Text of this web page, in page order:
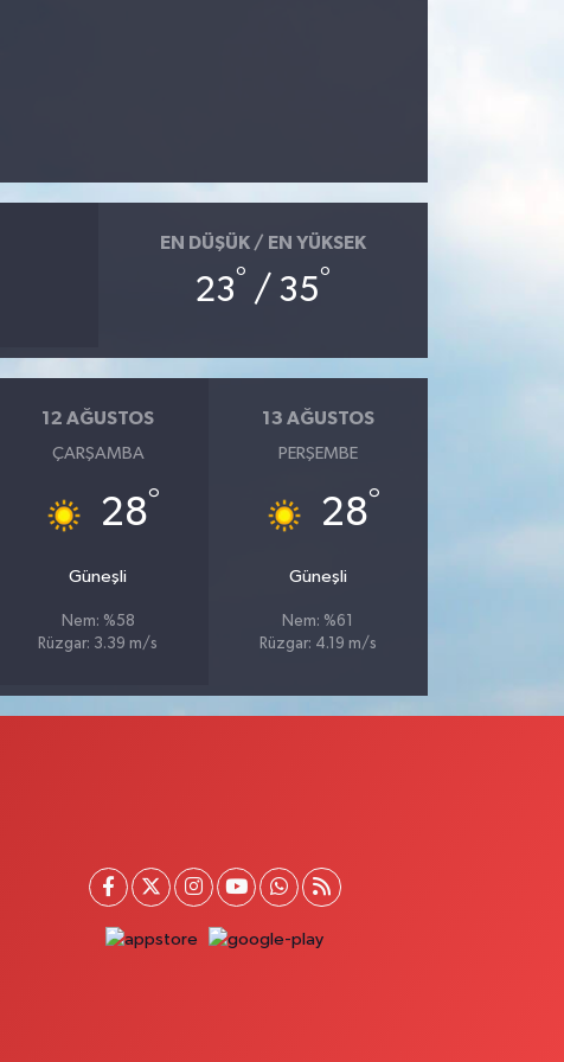
EN DÜŞÜK / EN YÜKSEK
23° / 35°
12 AĞUSTOS
ÇARŞAMBA
28°
Güneşli
Nem: %58
Rüzgar: 3.39 m/s
13 AĞUSTOS
PERŞEMBE
28°
Güneşli
Nem: %61
Rüzgar: 4.19 m/s